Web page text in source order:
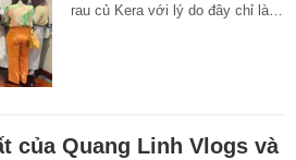
rau củ Kera với lý do đây chỉ là…
của Quang Linh Vlogs và